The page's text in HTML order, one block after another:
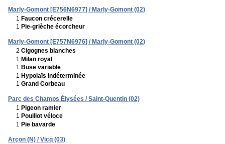
Marly-Gomont [E756N6977] / Marly-Gomont (02)
1 Faucon crécerelle
1 Pie-grièche écorcheur
Marly-Gomont [E757N6976] / Marly-Gomont (02)
2 Cigognes blanches
1 Milan royal
1 Buse variable
1 Hypolaïs indéterminée
1 Grand Corbeau
Parc des Champs Élysées / Saint-Quentin (02)
1 Pigeon ramier
1 Pouillot véloce
1 Pie bavarde
Arçon (N) / Vicq (03)